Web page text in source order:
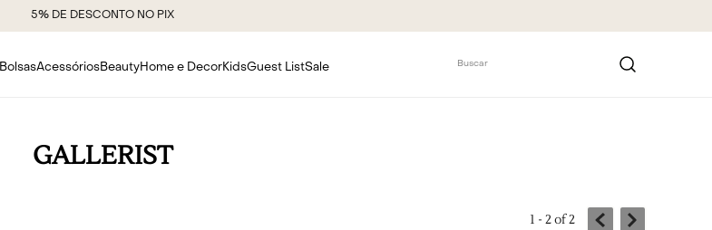
5% DE DESCONTO NO PIX
BolsasAcessóriosBeautyHome e DecorKidsGuest ListSale
Buscar
GALLERIST
1 - 2of2